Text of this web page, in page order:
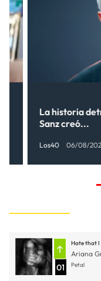
La historia
Sanz creó...
Los40 06/08/
01
Hate that I
Ariana
Petal